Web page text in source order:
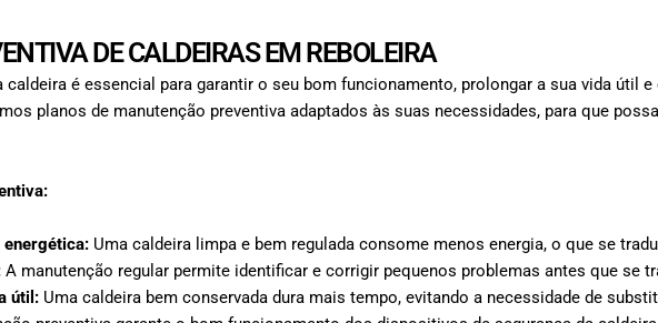
DE CALDEIRAS EM REBOLEIRA
caldeira é essencial para garantir o seu bom funcionamento, prolongar a sua vida útil
planos de manutenção preventiva adaptados às suas necessidades, para que
energética: Uma caldeira limpa e bem regulada consome menos energia, o que se
A manutenção regular permite identificar e corrigir pequenos problemas antes que se
útil: Uma caldeira bem conservada dura mais tempo, evitando a necessidade de